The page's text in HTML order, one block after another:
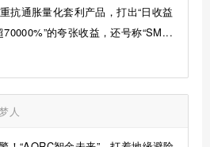
抗通胀量化套利产品，打出“日收益
的夸张收益，还号称“SM...
人